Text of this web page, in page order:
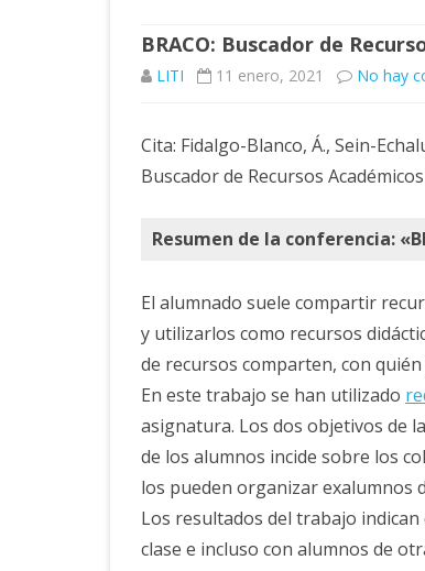
BRACO: Buscador de
LITI 11 enero, 2021 No hay
Cita: Fidalgo-Blanco, Á., Sein-
Buscador de Recursos
Resumen de la conferencia:
El alumnado suele compartir
y utilizarlos como recursos
de recursos comparten, con
En este trabajo se han utilizado
asignatura. Los dos objetivos de
de los alumnos incide sobre los
los pueden organizar exalumnos
Los resultados del trabajo
clase e incluso con alumnos de